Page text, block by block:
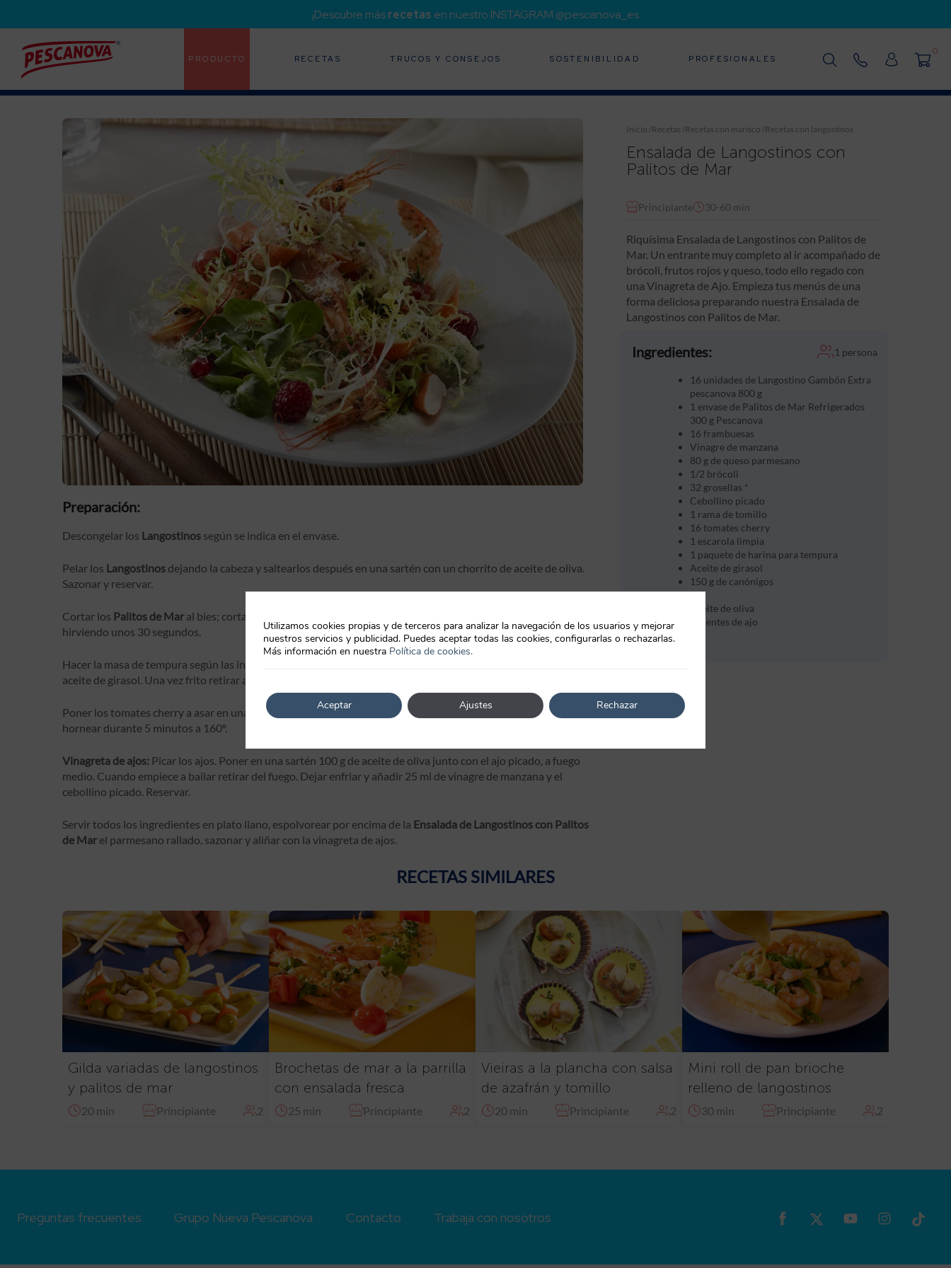
¡Descubre másrecetas en nuestro INSTAGRAM @pescanova_es
PRODUCTO RECETAS TRUCOS Y CONSEJOS SOSTENIBILIDAD PROFESIONALES
0
Inicio/Recetas/Recetas con marisco/Recetas con langostinos
Ensalada de Langostinos con
Palitos de Mar
Principiante 30-60 min
Riquísima Ensalada de Langostinos con Palitos de
Mar. Un entrante muy completo al ir acompañado de
brócoli, frutos rojos y queso, todo ello regado con
una Vinagreta de Ajo. Empieza tus menús de una
forma deliciosa preparando nuestra Ensalada de
Langostinos con Palitos de Mar.
Ingredientes: 1 persona
16 unidades de Langostino Gambón Extra
pescanova 800 g
1 envase de Palitos de Mar Refrigerados
300 g Pescanova
16 frambuesas
Vinagre de manzana
80 g de queso parmesano
1/2 brócoli
32 grosellas *
Cebollino picado
1 rama de tomillo
16 tomates cherry
1 escarola limpia
1 paquete de harina para tempura
Aceite de girasol
150 g de canónigos
Sal
Aceite de oliva
3 dientes de ajo
Preparación:
Descongelar los Langostinos según se indica en el envase.
Pelar los Langostinos dejando la cabeza y saltearlos después en una sartén con un chorrito de aceite de oliva.
Sazonar y reservar.
Cortar los Palitos de Maral bies; cortar también el brócoli en trozos de unos 4 cm, escaldándolo en agua
hirviendo unos 30 segundos.
Hacer la masa de tempura según las instrucciones del fabricante; rebozar el brócoli con ella y freír en abundante
aceite de girasol. Una vez frito retirar a un papel secante para que absorba el aceite sobrante.
Poner los tomates cherry a asar en una bandeja de horno con sal, aceite de oliva y una rama de tomillo, y
hornear durante 5 minutos a 160º.
Vinagreta de ajos: Picar los ajos. Poner en una sartén 100 g de aceite de oliva junto con el ajo picado, a fuego
medio. Cuando empiece a bailar retirar del fuego. Dejar enfriar y añadir 25 ml de vinagre de manzana y el
cebollino picado. Reservar.
Servir todos los ingredientes en plato llano, espolvorear por encima de la Ensalada de Langostinos con Palitos
de Marel parmesano rallado, sazonar y aliñar con la vinagreta de ajos.
RECETAS SIMILARES
Gilda variadas de langostinos
y palitos de mar
20 min Principiante 2
Brochetas de mar a la parrilla
con ensalada fresca
25 min Principiante 2
Vieiras a la plancha con salsa
de azafrán y tomillo
20 min Principiante 2
Mini roll de pan brioche
relleno de langostinos
30 min Principiante 2
Preguntas frecuentes Grupo Nueva Pescanova Contacto Trabaja con nosotros
Utilizamos cookies propias y de terceros para analizar la navegación de los usuarios y mejorar
nuestros servicios y publicidad. Puedes aceptar todas las cookies, configurarlas o rechazarlas.
Más información en nuestra Política de cookies.
Aceptar Rechazar
Ajustes